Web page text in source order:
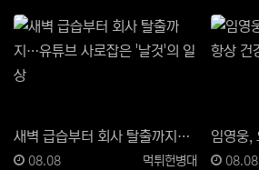
새벽 급습부터 회사 탈출까지…유튜브 사로잡은 '날것'의…
등록자
먹튀헌병대
등록일
08.08 등록일
08.08